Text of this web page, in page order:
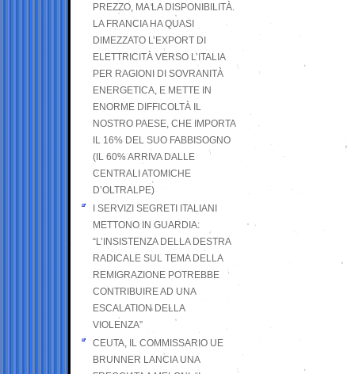
PREZZO, MA LA DISPONIBILITÀ.
LA FRANCIA HA QUASI
DIMEZZATO L’EXPORT DI
ELETTRICITÀ VERSO L’ITALIA
PER RAGIONI DI SOVRANITÀ
ENERGETICA, E METTE IN
ENORME DIFFICOLTÀ IL
NOSTRO PAESE, CHE IMPORTA
IL 16% DEL SUO FABBISOGNO
(IL 60% ARRIVA DALLE
CENTRALI ATOMICHE
D’OLTRALPE)
I SERVIZI SEGRETI ITALIANI
METTONO IN GUARDIA:
“L’INSISTENZA DELLA DESTRA
RADICALE SUL TEMA DELLA
REMIGRAZIONE POTREBBE
CONTRIBUIRE AD UNA
ESCALATION DELLA
VIOLENZA”
CEUTA, IL COMMISSARIO UE
BRUNNER LANCIA UNA